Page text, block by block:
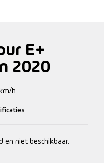
E+
2020
h
en niet beschikbaar.